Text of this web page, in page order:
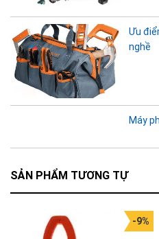
Ưu
nghề
Máy
SẢN PHẨM TƯƠNG TỰ
-9%